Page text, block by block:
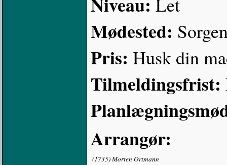
Mødested:
Pris: Husk din
Tilmeldingsfrist:
Arrangør:
(1735) Morten Ortmann